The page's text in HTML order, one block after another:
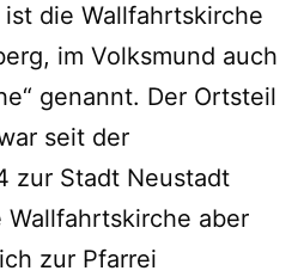
die Wallfahrtskirche
im Volksmund auch
genannt. Der Ortsteil
seit der
zur Stadt Neustadt
Wallfahrtskirche aber
zur Pfarrei